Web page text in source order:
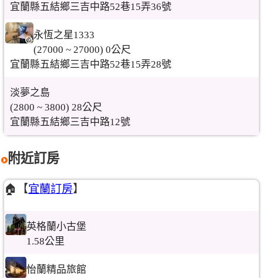
宜蘭縣五結鄉三吉中路52巷15弄36號
永恆之星1333
(27000 ~ 27000) 0公尺
宜蘭縣五結鄉三吉中路52巷15弄28號
淡夢之島
(2800 ~ 3800) 28公尺
宜蘭縣五結鄉三吉中路12號
附近訂房
🏠【宜蘭訂房】
英格蘭小古堡
1.58公里
怡蘭精品旅館